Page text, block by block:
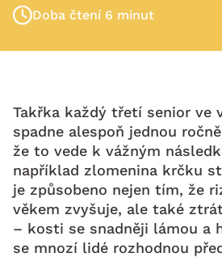
Doba čtení 6 minut
Takřka každý třetí senior ve
spadne alespoň jednou
že to vede k vážným
například zlomenina krčku
je způsobeno nejen tím, že
věkem zvyšuje, ale také
– kosti se snadněji lámou a
se mnozí lidé rozhodnou